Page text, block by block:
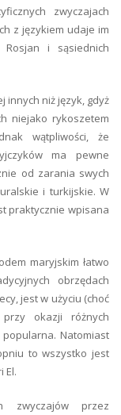
zwyczajach
z językiem udaje im
Rosjan i sąsiednich
innych niż język, gdyż
niejako rykoszetem
wątpliwości, że
ma pewne
od zarania swych
i turkijskie. W
praktycznie wpisana
maryjskim łatwo
obrzędach
jest w użyciu (choć
okazji różnych
Natomiast
to wszystko jest
El.
zwyczajów przez